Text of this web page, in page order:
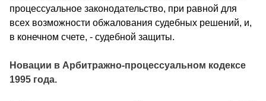
процессуальное законодательство, при равной для
всех возможности обжалования судебных решений, и,
в конечном счете, - судебной защиты.
Новации в Арбитражно-процессуальном кодексе
1995 года.